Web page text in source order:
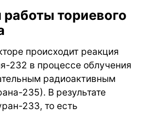
ториевого
происходит реакция
232 в процессе облучения
радиоактивным
235). В результате
233, то есть